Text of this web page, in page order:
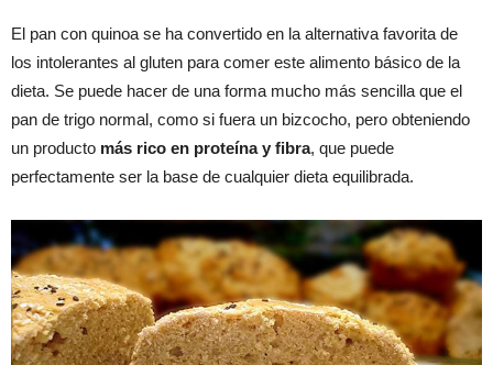
El pan con quinoa se ha convertido en la alternativa favorita de
los intolerantes al gluten para comer este alimento básico de la
dieta. Se puede hacer de una forma mucho más sencilla que el
pan de trigo normal, como si fuera un bizcocho, pero obteniendo
un producto más rico en proteína y fibra, que puede
perfectamente ser la base de cualquier dieta equilibrada.